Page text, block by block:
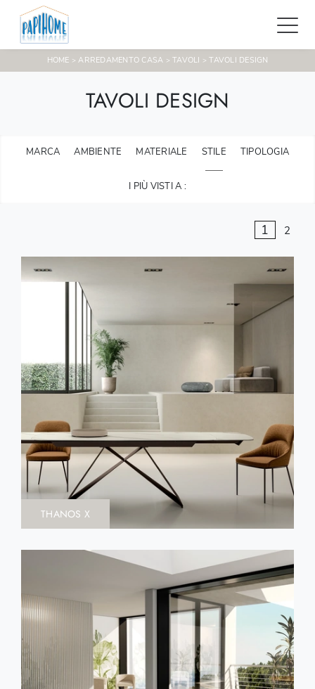
HOME >ARREDAMENTO CASA > TAVOLI >TAVOLI DESIGN
TAVOLI DESIGN
MARCA AMBIENTE MATERIALE STILE TIPOLOGIA
I PIÙ VISTI A :
1 2
THANOS X